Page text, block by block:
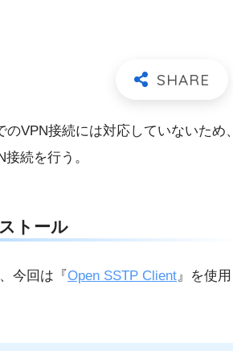
VPN接続には対応していないため、
続を行う。
トール
今回は『Open SSTP Client』を使用